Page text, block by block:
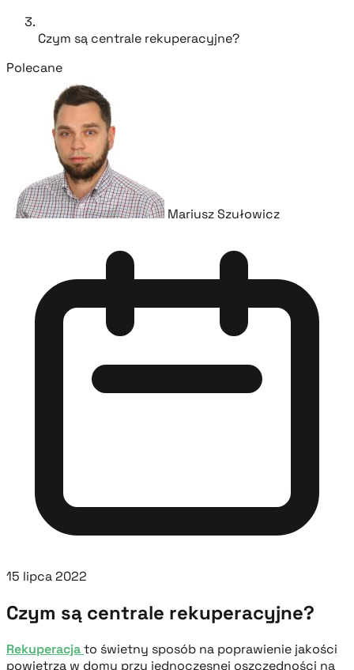
Czym są centrale rekuperacyjne?
Polecane
Mariusz Szułowicz
15 lipca 2022
Czym są centrale rekuperacyjne?
Rekuperacjato świetny sposób na poprawienie jakości
powietrza w domu przy jednoczesnej oszczędności na